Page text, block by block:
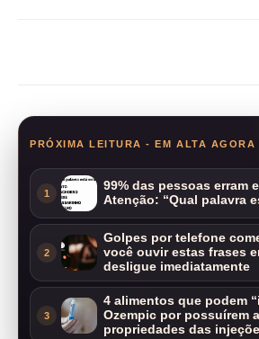
PRÓXIMA LEITURA - EM ALTA AGORA
1
99% das pessoas erram
Atenção: “Qual palavra
2
Golpes por telefone
você ouvir estas frases
desligue imediatamente
3
4 alimentos que podem
Ozempic por possuírem
propriedades das